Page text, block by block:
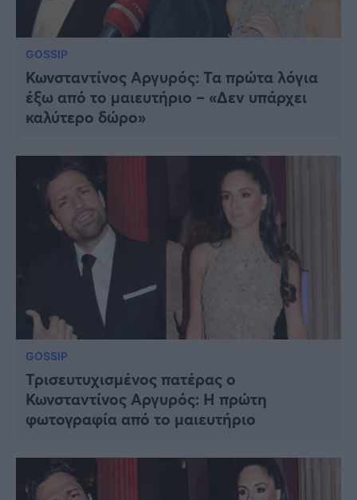
GOSSIP
Κωνσταντίνος Αργυρός: Τα πρώτα λόγια
έξω από το μαιευτήριο – «Δεν υπάρχει
καλύτερο δώρο»
GOSSIP
Τρισευτυχισμένος πατέρας ο
Κωνσταντίνος Αργυρός: Η πρώτη
φωτογραφία από το μαιευτήριο